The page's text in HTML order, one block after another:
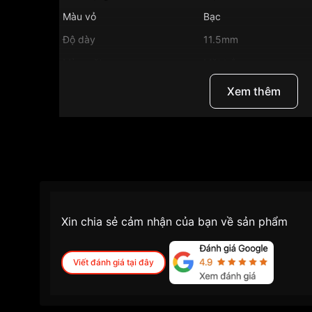
Màu vỏ
Bạc
Độ dày
11.5mm
"Certina 42 mm
Xem thêm
Xin chia sẻ cảm nhận của bạn về sản phẩm
Viết đánh giá tại đây